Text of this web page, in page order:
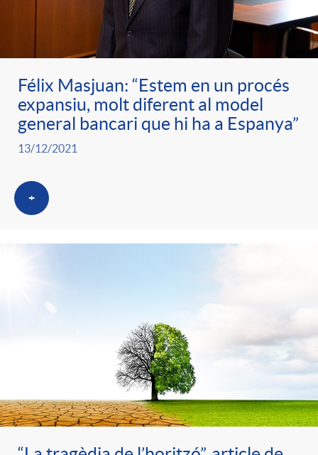
Félix Masjuan: “Estem en un procés
expansiu, molt diferent al model
general bancari que hi ha a Espanya”
13/12/2021
+